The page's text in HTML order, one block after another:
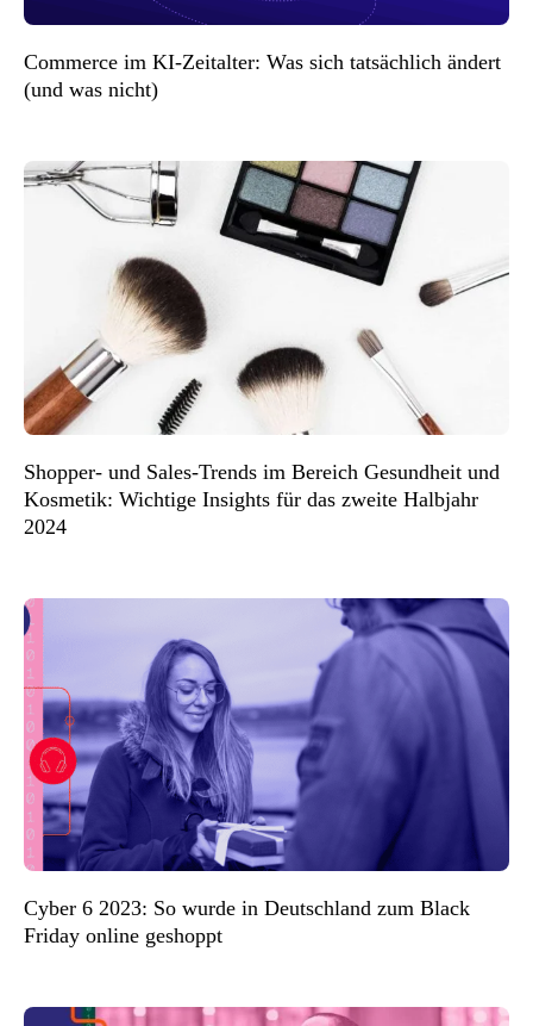
Commerce im KI-Zeitalter: Was sich tatsächlich ändert
(und was nicht)
Shopper- und Sales-Trends im Bereich Gesundheit und
Kosmetik: Wichtige Insights für das zweite Halbjahr
2024
Cyber 6 2023: So wurde in Deutschland zum Black
Friday online geshoppt